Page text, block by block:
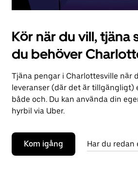
Kör när du vill, tjäna
du behöver
Tjäna pengar i Charlottesville när
leveranser (där det är tillgängligt)
både och. Du kan använda din
hyrbil via Uber.
Kom igång Har du redan